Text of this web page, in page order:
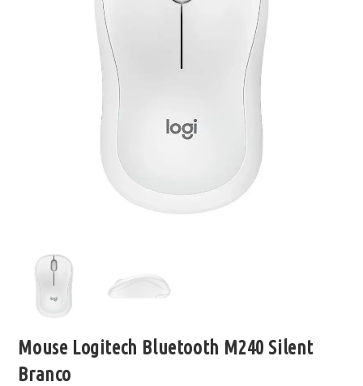
Mouse Logitech Bluetooth M240 Silent
Branco